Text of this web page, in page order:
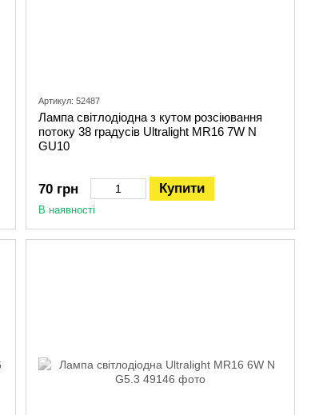
Артикул: 52487
Лампа світлодіодна з кутом розсіювання
потоку 38 градусів Ultralight MR16 7W N
GU10
70 грн Купити
В наявності